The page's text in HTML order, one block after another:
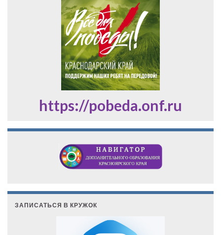
https://pobeda.onf.ru
ЗАПИСАТЬСЯ В КРУЖОК